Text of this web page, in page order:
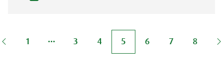
1 3 4 5 6 7 8